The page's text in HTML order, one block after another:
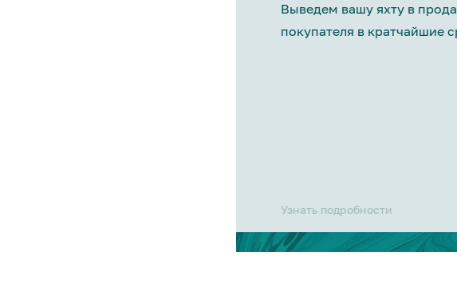
Выведем вашу яхту в
покупателя в кратчайшие
Узнать подробности